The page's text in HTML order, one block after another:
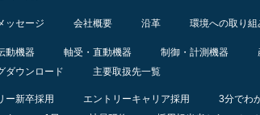
ッセージ 会社概要 沿革 環境への取り組
動機器 軸受・直動機器 制御・計測機器
ダウンロード
主要取扱先一覧
ー新卒採用 エントリーキャリア採用
3分でわ